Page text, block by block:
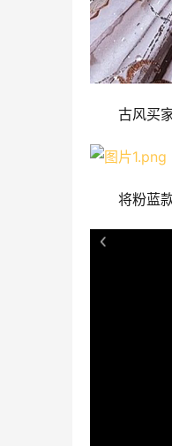
古风买
将粉蓝